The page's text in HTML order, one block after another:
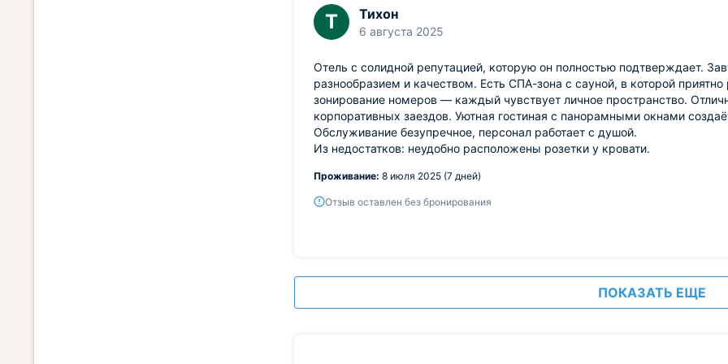
Т Тихон
6 августа 2025
Отель с солидной репутацией, которую он полностью подтверждает.
разнообразием и качеством. Есть СПА-зона с сауной, в которой
зонирование номеров — каждый чувствует личное пространство.
корпоративных заездов. Уютная гостиная с панорамными окнами
Обслуживание безупречное, персонал работает с душой.
Из недостатков: неудобно расположены розетки у кровати.
Проживание: 8 июля 2025 (7 дней)
Отзыв оставлен без бронирования
ПОКАЗАТЬ ЕЩЕ